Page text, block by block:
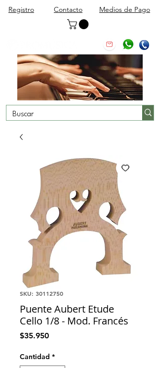
Registro Contacto Medios de Pago
SKU: 30112750
Puente Aubert Etude
Cello 1/8 - Mod. Francés
$35.950Precio
Cantidad *